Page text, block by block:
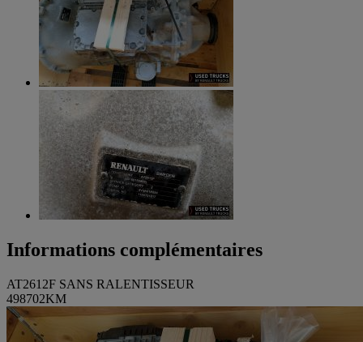
Informations complémentaires
AT2612F SANS RALENTISSEUR
498702KM